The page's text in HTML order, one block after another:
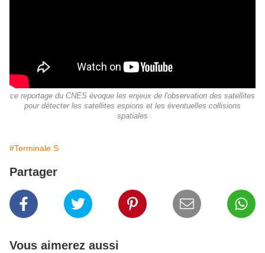
ce reportage du CNES évoque les enjeux de l'observation des satellites
pour détecter les satellites espions et les éventuelles collisions
spatiales
#Terminale S
Partager
Vous aimerez aussi